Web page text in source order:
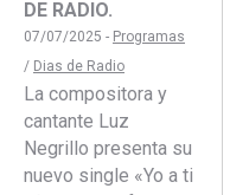
DE RADIO.
07/07/2025 - Programas
/ Dias de Radio
La compositora y
cantante Luz
Negrillo presenta su
nuevo single «Yo a ti